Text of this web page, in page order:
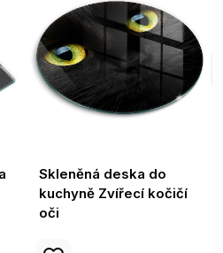
Skleněná deska do
kuchyně Zvířecí kočičí
oči